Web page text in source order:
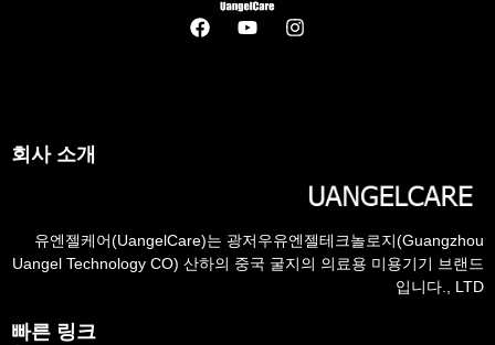
회사 소개
유엔젤케어(UangelCare)는 광저우유엔젤테크놀로지(Guangzhou
Uangel Technology CO) 산하의 중국 굴지의 의료용 미용기기 브랜드
입니다., LTD
빠른 링크